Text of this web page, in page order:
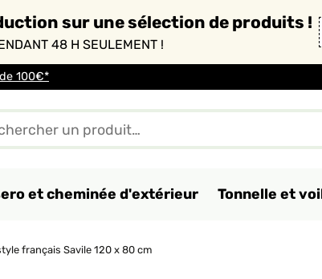
sur une sélection de produits !
48 H SEULEMENT !
100€*
et cheminée d'extérieur Tonnelle et
français Savile 120 x 80 cm